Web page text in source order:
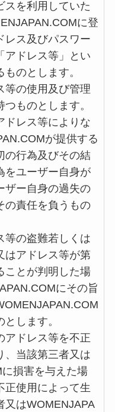
スを利用していた
に登
レス及びパスワー
アドレス等」とい
のとします。
等の使用及び管理
ものとします。
ドレス等によりな
が提供する
の行為及びその結
をユーザー自身が
ザー自身の過失の
の責任を負うもの
等の盗難若しくは
はアドレス等が第
ことが判明した場
にその旨
します。
アドレス等を不正
、当該第三者又は
損害を与えた場
正使用によって生
又はWOMENJAPA